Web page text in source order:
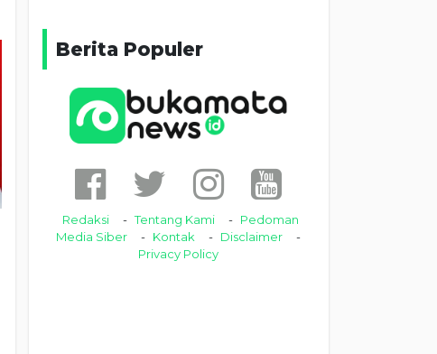
Berita Populer
Redaksi Tentang Kami
Pedoman
Media Siber
Kontak
Disclaimer
Privacy Policy